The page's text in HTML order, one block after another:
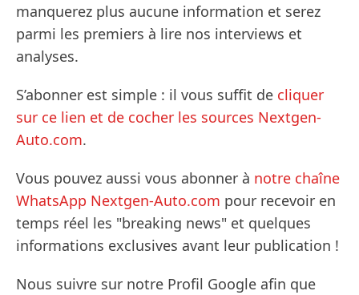
manquerez plus aucune information et serez
parmi les premiers à lire nos interviews et
analyses.
S’abonner est simple : il vous suffit de cliquer
sur ce lien et de cocher les sources Nextgen-
Auto.com.
Vous pouvez aussi vous abonner à notre chaîne
WhatsApp Nextgen-Auto.com pour recevoir en
temps réel les "breaking news" et quelques
informations exclusives avant leur publication !
Nous suivre sur notre Profil Google afin que